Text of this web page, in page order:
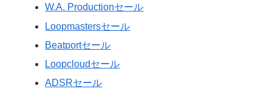
W.A. Productionセール
Loopmastersセール
Beatportセール
Loopcloudセール
ADSRセール